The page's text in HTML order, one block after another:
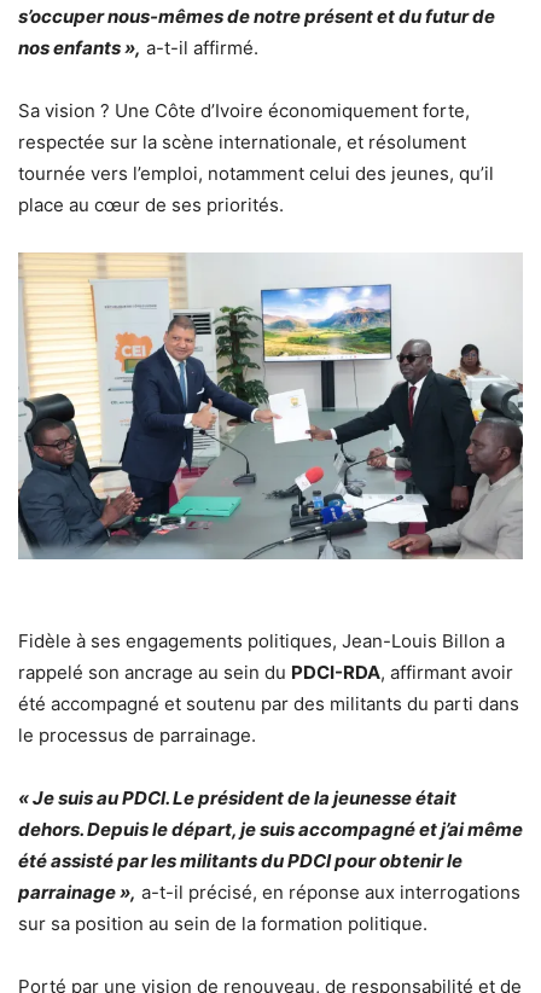
s’occuper nous-mêmes de notre présent et du futur de
nos enfants », a-t-il affirmé.
Sa vision ? Une Côte d’Ivoire économiquement forte,
respectée sur la scène internationale, et résolument
tournée vers l’emploi, notamment celui des jeunes, qu’il
place au cœur de ses priorités.
Fidèle à ses engagements politiques, Jean-Louis Billon a
rappelé son ancrage au sein du PDCI-RDA, affirmant avoir
été accompagné et soutenu par des militants du parti dans
le processus de parrainage.
« Je suis au PDCI. Le président de la jeunesse était
dehors. Depuis le départ, je suis accompagné et j’ai même
été assisté par les militants du PDCI pour obtenir le
parrainage », a-t-il précisé, en réponse aux interrogations
sur sa position au sein de la formation politique.
Porté par une vision de renouveau, de responsabilité et de